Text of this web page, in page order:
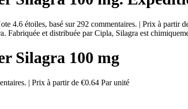
4.6 étoiles, basé sur 292 commentaires. | Prix à
Fabriquée et distribuée par Cipla, Silagra est
Silagra 100 mg
| Prix à partir de €0.64 Par unité